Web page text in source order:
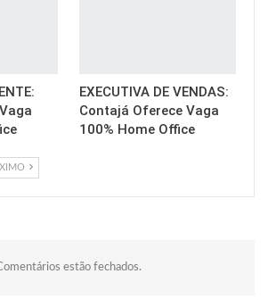
EXECUTIVA DE VENDAS:
Contajá Oferece Vaga
100% Home Office
estão fechados.